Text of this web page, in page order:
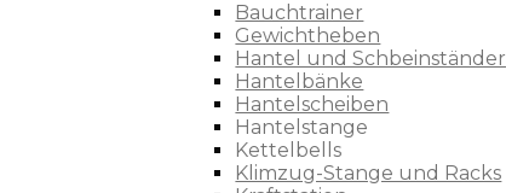
Bauchtrainer
Gewichtheben
Hantel und Schbeinständer
Hantelbänke
Hantelscheiben
Hantelstange
Kettelbells
Klimzug-Stange und Racks